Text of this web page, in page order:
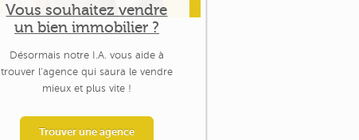
Vous souhaitez vendre
un bien immobilier ?
Désormais notre I.A. vous aide à
trouver l'agence qui saura le vendre
mieux et plus vite !
Trouver une agence